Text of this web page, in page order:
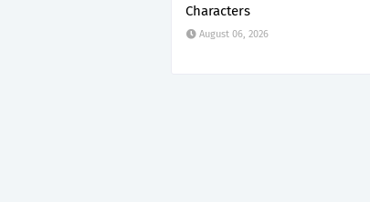
Characters
August 06, 2026